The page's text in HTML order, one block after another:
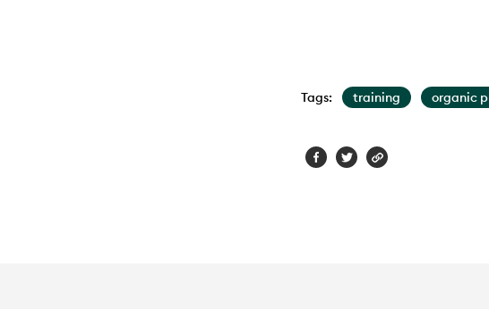
Tags: training organic